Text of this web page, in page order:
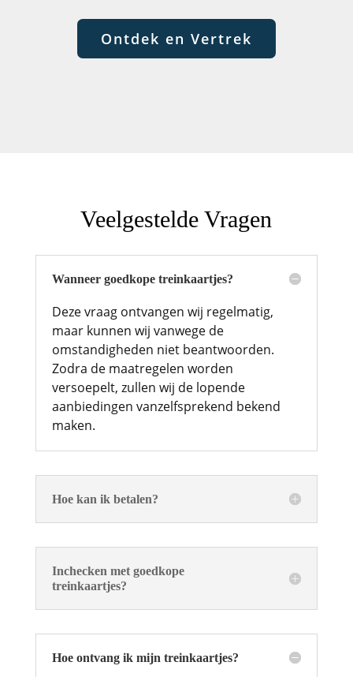
Ontdek en Vertrek
Veelgestelde Vragen
Wanneer goedkope treinkaartjes?
Deze vraag ontvangen wij regelmatig,
maar kunnen wij vanwege de
omstandigheden niet beantwoorden.
Zodra de maatregelen worden
versoepelt, zullen wij de lopende
aanbiedingen vanzelfsprekend bekend
maken.
Hoe kan ik betalen?
Inchecken met goedkope
treinkaartjes?
Hoe ontvang ik mijn treinkaartjes?